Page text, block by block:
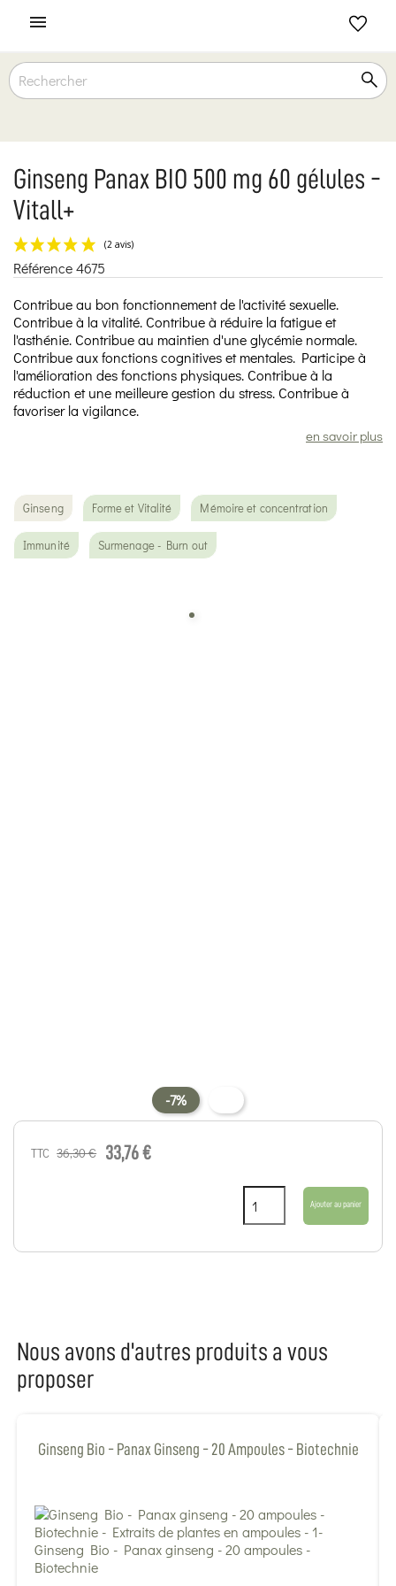

Ginseng Panax BIO 500 mg 60 gélules -
Vitall+
Référence4675
Contribue au bon fonctionnement de l'activité sexuelle.
Contribue à la vitalité. Contribue à réduire la fatigue et
l'asthénie. Contribue au maintien d'une glycémie normale.
Contribue aux fonctions cognitives et mentales. Participe à
l'amélioration des fonctions physiques. Contribue à la
réduction et une meilleure gestion du stress. Contribue à
favoriser la vigilance.
en savoir plus
Ginseng Forme et Vitalité Mémoire et concentration
Immunité Surmenage - Burn out
-7%
TTC 36,30 € 33,76 €
Ajouter au panier
Nous avons d'autres produits a vous
proposer
Ginseng Bio - Panax Ginseng - 20 Ampoules - Biotechnie